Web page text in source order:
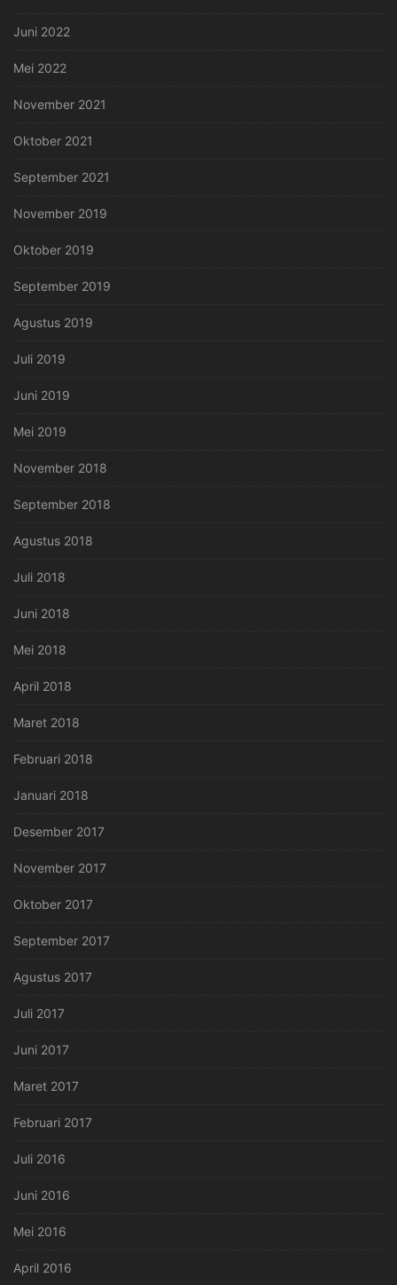
Juni 2022
Mei 2022
November 2021
Oktober 2021
September 2021
November 2019
Oktober 2019
September 2019
Agustus 2019
Juli 2019
Juni 2019
Mei 2019
November 2018
September 2018
Agustus 2018
Juli 2018
Juni 2018
Mei 2018
April 2018
Maret 2018
Februari 2018
Januari 2018
Desember 2017
November 2017
Oktober 2017
September 2017
Agustus 2017
Juli 2017
Juni 2017
Maret 2017
Februari 2017
Juli 2016
Juni 2016
Mei 2016
April 2016